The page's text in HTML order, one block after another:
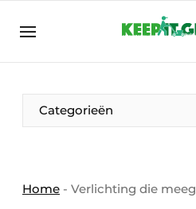
NL ENG
Categorieën
Home - Verlichting die